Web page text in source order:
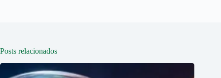
Posts relacionados